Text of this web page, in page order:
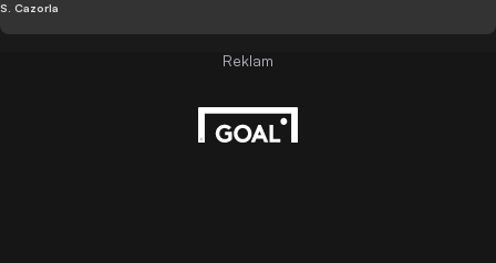
S. Cazorla